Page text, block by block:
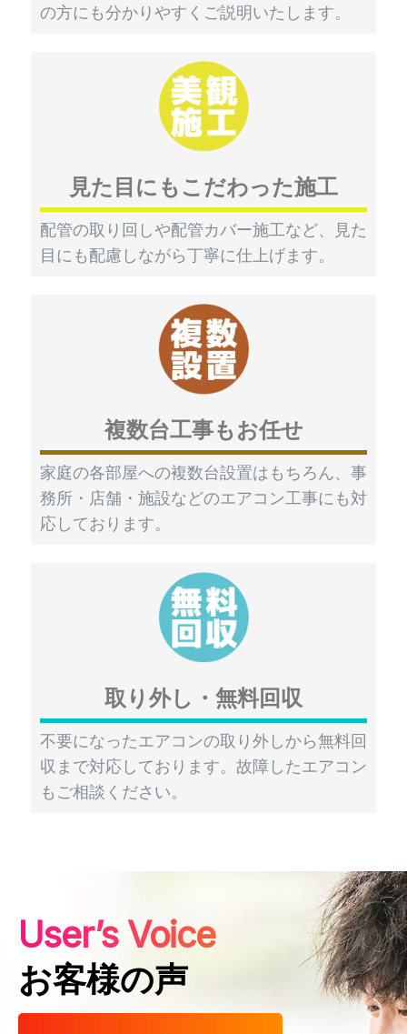
の方にも分かりやすくご説明いたします。
見た目にもこだわった施工
配管の取り回しや配管カバー施工など、見た
目にも配慮しながら丁寧に仕上げます。
複数台工事もお任せ
家庭の各部屋への複数台設置はもちろん、事
務所・店舗・施設などのエアコン工事にも対
応しております。
取り外し・無料回収
不要になったエアコンの取り外しから無料回
収まで対応しております。故障したエアコン
もご相談ください。
User’s Voice
お客様の声